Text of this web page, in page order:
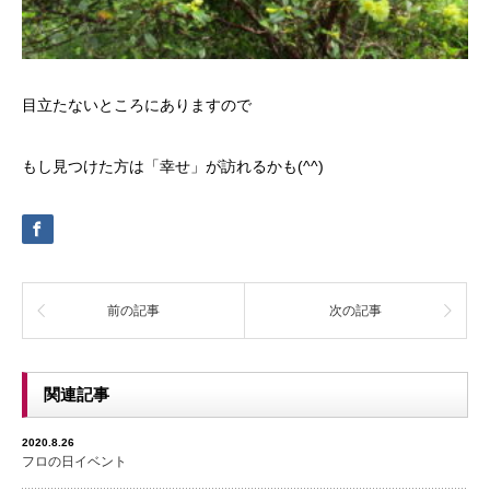
目立たないところにありますので
もし見つけた方は「幸せ」が訪れるかも(^^)
前の記事 次の記事
関連記事
2020.8.26
フロの日イベント